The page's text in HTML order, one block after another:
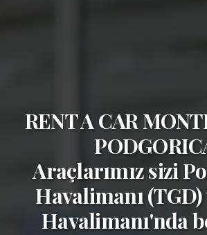
RENT A CAR
Araçlarımız sizi
Havalimanı (TGD)
Havalimanı'nda